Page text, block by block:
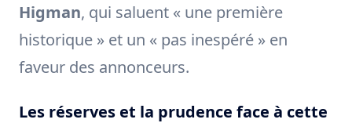
Higman, qui saluent « une première
historique » et un « pas inespéré » en
faveur des annonceurs.
Les réserves et la prudence face à cette